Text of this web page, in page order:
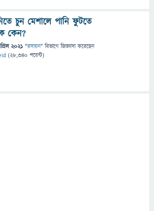
চুন মেশালে পানি ফুটতে
কেন?
2021 "রসায়ন" বিভাগে জিজ্ঞাসাকরেছেন
(28,340 পয়েন্ট)